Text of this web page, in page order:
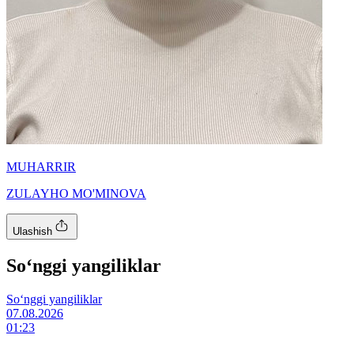
MUHARRIR
ZULAYHO MO'MINOVA
Ulashish
So‘nggi yangiliklar
So‘nggi yangiliklar
07.08.2026
01:23